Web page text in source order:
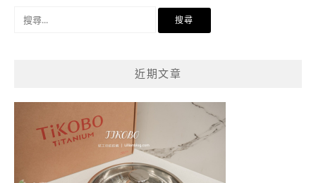
近期文章